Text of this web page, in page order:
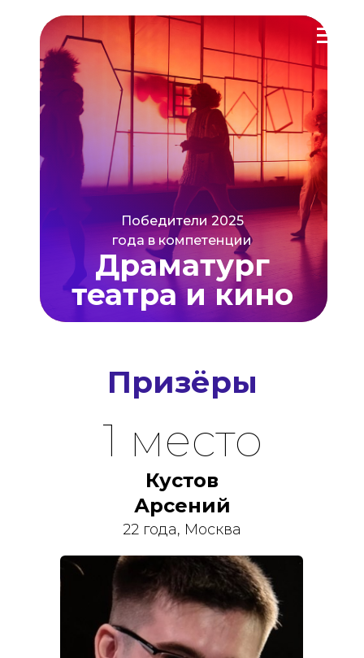
Драматург
театра и кино
Победители 2025
года в компетенции
Кустов
Арсений
22 года, Москва
1 место
Призёры